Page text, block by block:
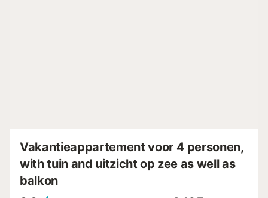
Vakantieappartement voor 4 personen,
with tuin and uitzicht op zee as well as
balkon